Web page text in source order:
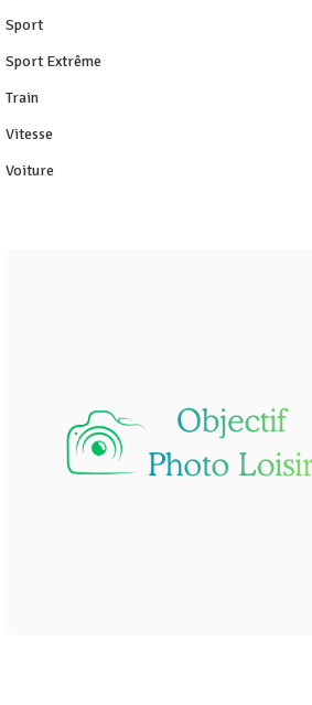
Sport
Sport Extrême
Train
Vitesse
Voiture